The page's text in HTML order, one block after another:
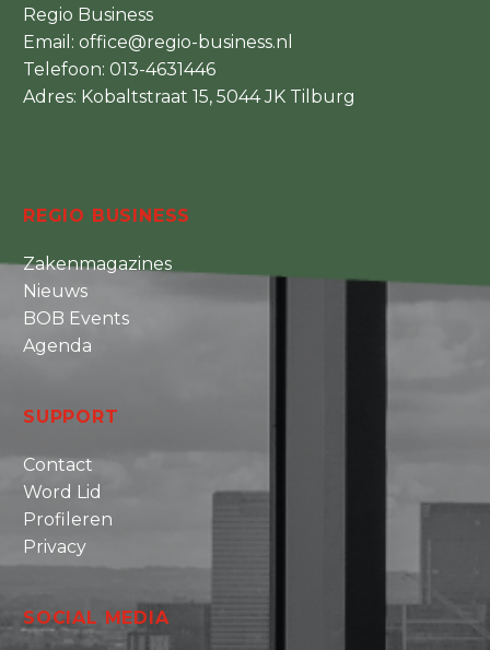
Regio Business
Email: office@regio-business.nl
Telefoon: 013-4631446
Adres: Kobaltstraat 15, 5044 JK Tilburg
REGIO BUSINESS
Zakenmagazines
Nieuws
BOB Events
Agenda
SUPPORT
Contact
Word Lid
Profileren
Privacy
SOCIAL MEDIA